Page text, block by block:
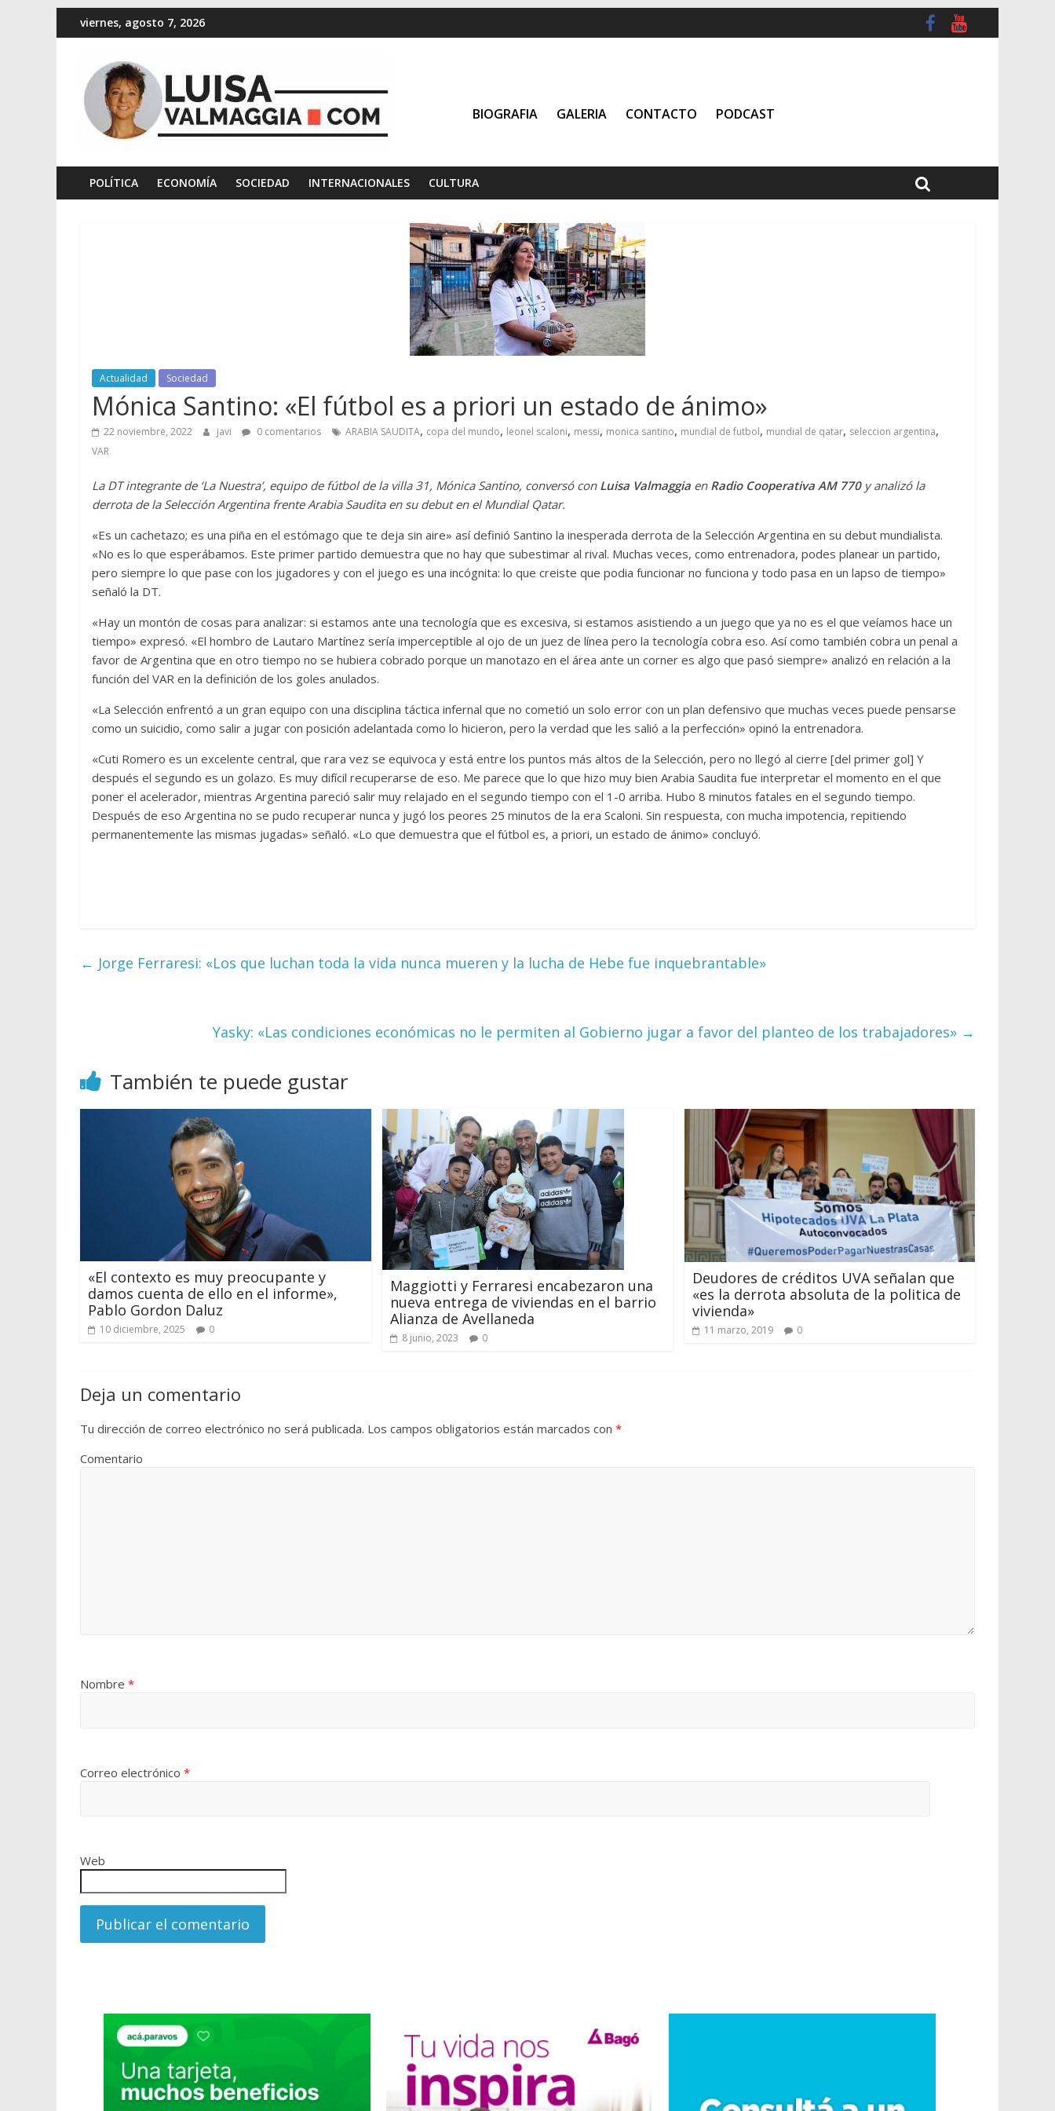
viernes, agosto 7, 2026
BIOGRAFIA GALERIA CONTACTO PODCAST
POLÍTICA ECONOMÍA SOCIEDAD INTERNACIONALES CULTURA
Actualidad Sociedad
Mónica Santino: «El fútbol es a priori un estado de ánimo»
22 noviembre, 2022 javi 0 comentarios ARABIA SAUDITA, copa del mundo, leonel scaloni, messi, monica santino, mundial de futbol, mundial de qatar, seleccion argentina,
VAR
La DT integrante de ‘La Nuestra’, equipo de fútbol de la villa 31, Mónica Santino, conversó con Luisa Valmaggia en Radio Cooperativa AM 770y analizó la
derrota de la Selección Argentina frente Arabia Saudita en su debut en el Mundial Qatar.
«Es un cachetazo; es una piña en el estómago que te deja sin aire» así definió Santino la inesperada derrota de la Selección Argentina en su debut mundialista.
«No es lo que esperábamos. Este primer partido demuestra que no hay que subestimar al rival. Muchas veces, como entrenadora, podes planear un partido,
pero siempre lo que pase con los jugadores y con el juego es una incógnita: lo que creiste que podia funcionar no funciona y todo pasa en un lapso de tiempo»
señaló la DT.
«Hay un montón de cosas para analizar: si estamos ante una tecnología que es excesiva, si estamos asistiendo a un juego que ya no es el que veíamos hace un
tiempo» expresó. «El hombro de Lautaro Martínez sería imperceptible al ojo de un juez de línea pero la tecnología cobra eso. Así como también cobra un penal a
favor de Argentina que en otro tiempo no se hubiera cobrado porque un manotazo en el área ante un corner es algo que pasó siempre» analizó en relación a la
función del VAR en la definición de los goles anulados.
«La Selección enfrentó a un gran equipo con una disciplina táctica infernal que no cometió un solo error con un plan defensivo que muchas veces puede pensarse
como un suicidio, como salir a jugar con posición adelantada como lo hicieron, pero la verdad que les salió a la perfección» opinó la entrenadora.
«Cuti Romero es un excelente central, que rara vez se equivoca y está entre los puntos más altos de la Selección, pero no llegó al cierre [del primer gol] Y
después el segundo es un golazo. Es muy difícil recuperarse de eso. Me parece que lo que hizo muy bien Arabia Saudita fue interpretar el momento en el que
poner el acelerador, mientras Argentina pareció salir muy relajado en el segundo tiempo con el 1-0 arriba. Hubo 8 minutos fatales en el segundo tiempo.
Después de eso Argentina no se pudo recuperar nunca y jugó los peores 25 minutos de la era Scaloni. Sin respuesta, con mucha impotencia, repitiendo
permanentemente las mismas jugadas» señaló. «Lo que demuestra que el fútbol es, a priori, un estado de ánimo» concluyó.
← Jorge Ferraresi: «Los que luchan toda la vida nunca mueren y la lucha de Hebe fue inquebrantable»
Yasky: «Las condiciones económicas no le permiten al Gobierno jugar a favor del planteo de los trabajadores» →
También te puede gustar
«El contexto es muy preocupante y
damos cuenta de ello en el informe»,
Pablo Gordon Daluz
10 diciembre, 2025 0
Maggiotti y Ferraresi encabezaron una
nueva entrega de viviendas en el barrio
Alianza de Avellaneda
8 junio, 2023 0
Deudores de créditos UVA señalan que
«es la derrota absoluta de la politica de
vivienda»
11 marzo, 2019 0
Deja un comentario
Tu dirección de correo electrónico no será publicada. Los campos obligatorios están marcados con *
Comentario
Nombre *
Correo electrónico *
Web